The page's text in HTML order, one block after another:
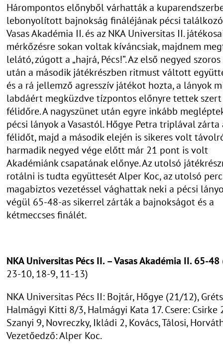
Hárompontos előnyből várhatták a
lebonyolított bajnokság fináléjának pécsi
Vasas Akadémia II. és az NKA Universitas II.
mérkőzésre sokan voltak kíváncsiak, majdnem
lelátó, zúgott a „hajrá, Pécs!”. Az első negyed
után a második játékrészben ritmust váltott
és a rá jellemző agresszív játékot hozta, a lányok
labdáért megküzdve tízpontos előnyre tettek
félidőre. A nagyszünet után egyre inkább
pécsi lányok a Vasastól. Hőgye Petra triplával zárta
félidőt, majd a második elején is sikeres volt
harmadik negyed vége előtt már 21 pont is volt
Akadémiánk csapatának előnye. Az utolsó
rotálni is tudta együttesét Alper Koc, az utolsó
magabiztos vezetéssel vághattak neki a pécsi
végül 65-48-as sikerrel zárták a bajnokságot és a
kétmeccses finálét.
NKA Universitas Pécs II. – Vasas Akadémia II. 65-48
23-10, 18-9, 11-13)
NKA Universitas Pécs II: Bojtár, Hőgye (21/12),
Halmágyi Kitti 8/3, Halmágyi Kata 17. Csere: Csirke
Szanyi 9, Novreczky, Ikládi 2, Kovács, Tálosi,
Vezetőedző: Alper Koc.